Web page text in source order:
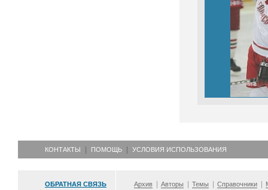
КОНТАКТЫ ПОМОЩЬ УСЛОВИЯ ИСПОЛЬЗОВАНИЯ
ОБРАТНАЯ СВЯЗЬ Архив Авторы Темы Справочники